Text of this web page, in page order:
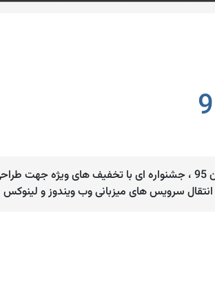
رجیران در نظر دارد در طول هفته های تابستان 95 ، جشنواره ای با تخفیف